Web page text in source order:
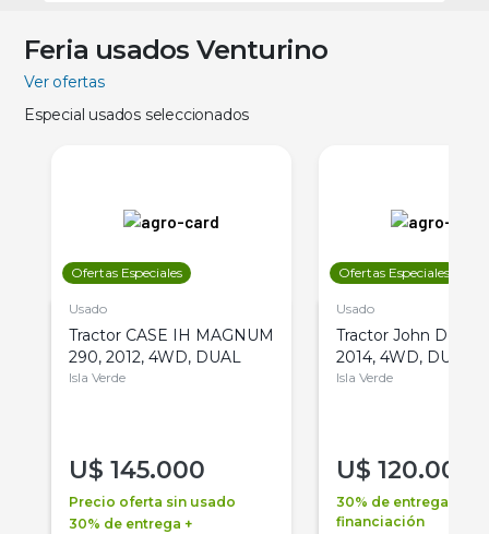
Feria usados Venturino
Ver ofertas
Especial usados seleccionados
Ofertas Especiales
Usado
Tractor CASE IH MAGNUM
290, 2012, 4WD, DUAL
Isla Verde
U$ 145.000
Precio oferta sin usado
30% de entrega +
Ofertas Especiales
Usado
Tractor John Deere
2014, 4WD, DUAL
Isla Verde
U$ 120.000
30% de entrega +
financiación